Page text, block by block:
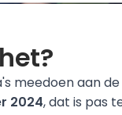
meedoen aan
2024, dat is pas